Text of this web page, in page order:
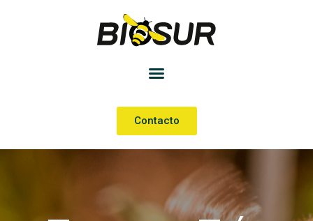
Contacto